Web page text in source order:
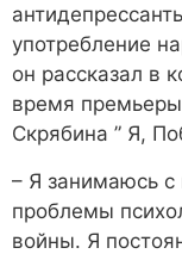
употребление
он рассказал в
время
Скрябина ” Я,
– Я занимаюсь с
проблемы
войны. Я